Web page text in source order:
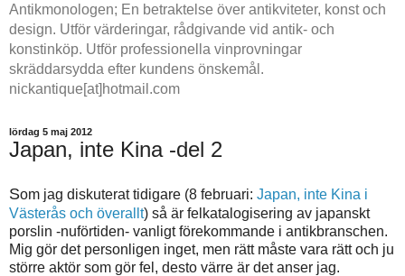
Antikmonologen; En betraktelse över antikviteter, konst och
design. Utför värderingar, rådgivande vid antik- och
konstinköp. Utför professionella vinprovningar
skräddarsydda efter kundens önskemål.
nickantique[at]hotmail.com
lördag 5 maj 2012
Japan, inte Kina -del 2
Som jag diskuterat tidigare (8 februari: Japan, inte Kina i
Västerås och överallt) så är felkatalogisering av japanskt
porslin -nuförtiden- vanligt förekommande i antikbranschen.
Mig gör det personligen inget, men rätt måste vara rätt och ju
större aktör som gör fel, desto värre är det anser jag.